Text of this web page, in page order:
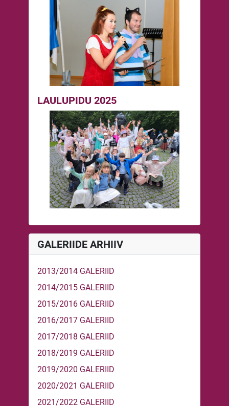
LAULUPIDU 2025
GALERIIDE ARHIIV
2013/2014 GALERIID
2014/2015 GALERIID
2015/2016 GALERIID
2016/2017 GALERIID
2017/2018 GALERIID
2018/2019 GALERIID
2019/2020 GALERIID
2020/2021 GALERIID
2021/2022 GALERIID